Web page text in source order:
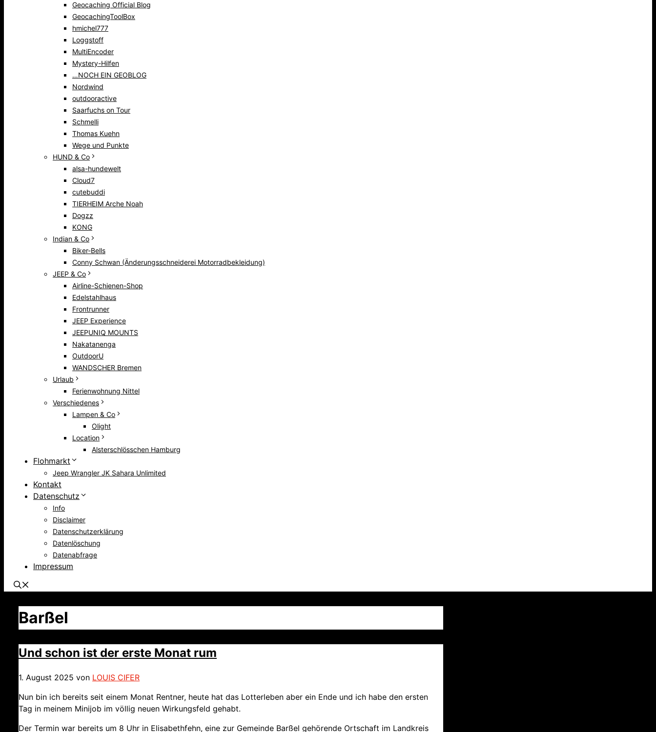
Geocaching Official Blog
GeocachingToolBox
hmichel777
Loggstoff
MultiEncoder
Mystery-Hilfen
…NOCH EIN GEOBLOG
Nordwind
outdooractive
Saarfuchs on Tour
Schmelli
Thomas Kuehn
Wege und Punkte
HUND & Co
alsa-hundewelt
Cloud7
cutebuddi
TIERHEIM Arche Noah
Dogzz
KONG
Indian & Co
Biker-Bells
Conny Schwan (Änderungsschneiderei Motorradbekleidung)
JEEP & Co
Airline-Schienen-Shop
Edelstahlhaus
Frontrunner
JEEP Experience
JEEPUNIQ MOUNTS
Nakatanenga
OutdoorU
WANDSCHER Bremen
Urlaub
Ferienwohnung Nittel
Verschiedenes
Lampen & Co
Olight
Location
Alsterschlösschen Hamburg
Flohmarkt
Jeep Wrangler JK Sahara Unlimited
Kontakt
Datenschutz
Info
Disclaimer
Datenschutzerklärung
Datenlöschung
Datenabfrage
Impressum
Barßel
Und schon ist der erste Monat rum
1. August 2025 von LOUIS CIFER
Nun bin ich bereits seit einem Monat Rentner, heute hat das Lotterleben aber ein Ende und ich habe den ersten
Tag in meinem Minijob im völlig neuen Wirkungsfeld gehabt.
Der Termin war bereits um 8 Uhr in Elisabethfehn, eine zur Gemeinde Barßel gehörende Ortschaft im Landkreis